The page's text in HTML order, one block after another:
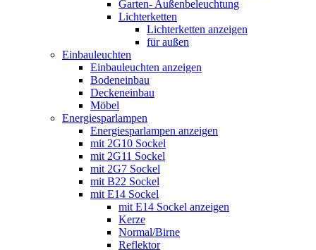
Garten- Außenbeleuchtung
Lichterketten
Lichterketten anzeigen
für außen
Einbauleuchten
Einbauleuchten anzeigen
Bodeneinbau
Deckeneinbau
Möbel
Energiesparlampen
Energiesparlampen anzeigen
mit 2G10 Sockel
mit 2G11 Sockel
mit 2G7 Sockel
mit B22 Sockel
mit E14 Sockel
mit E14 Sockel anzeigen
Kerze
Normal/Birne
Reflektor